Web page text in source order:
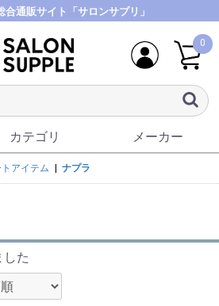
合通販サイト「サロンサプリ」
0
カテゴリ メーカー
アイテム ナプラ
た